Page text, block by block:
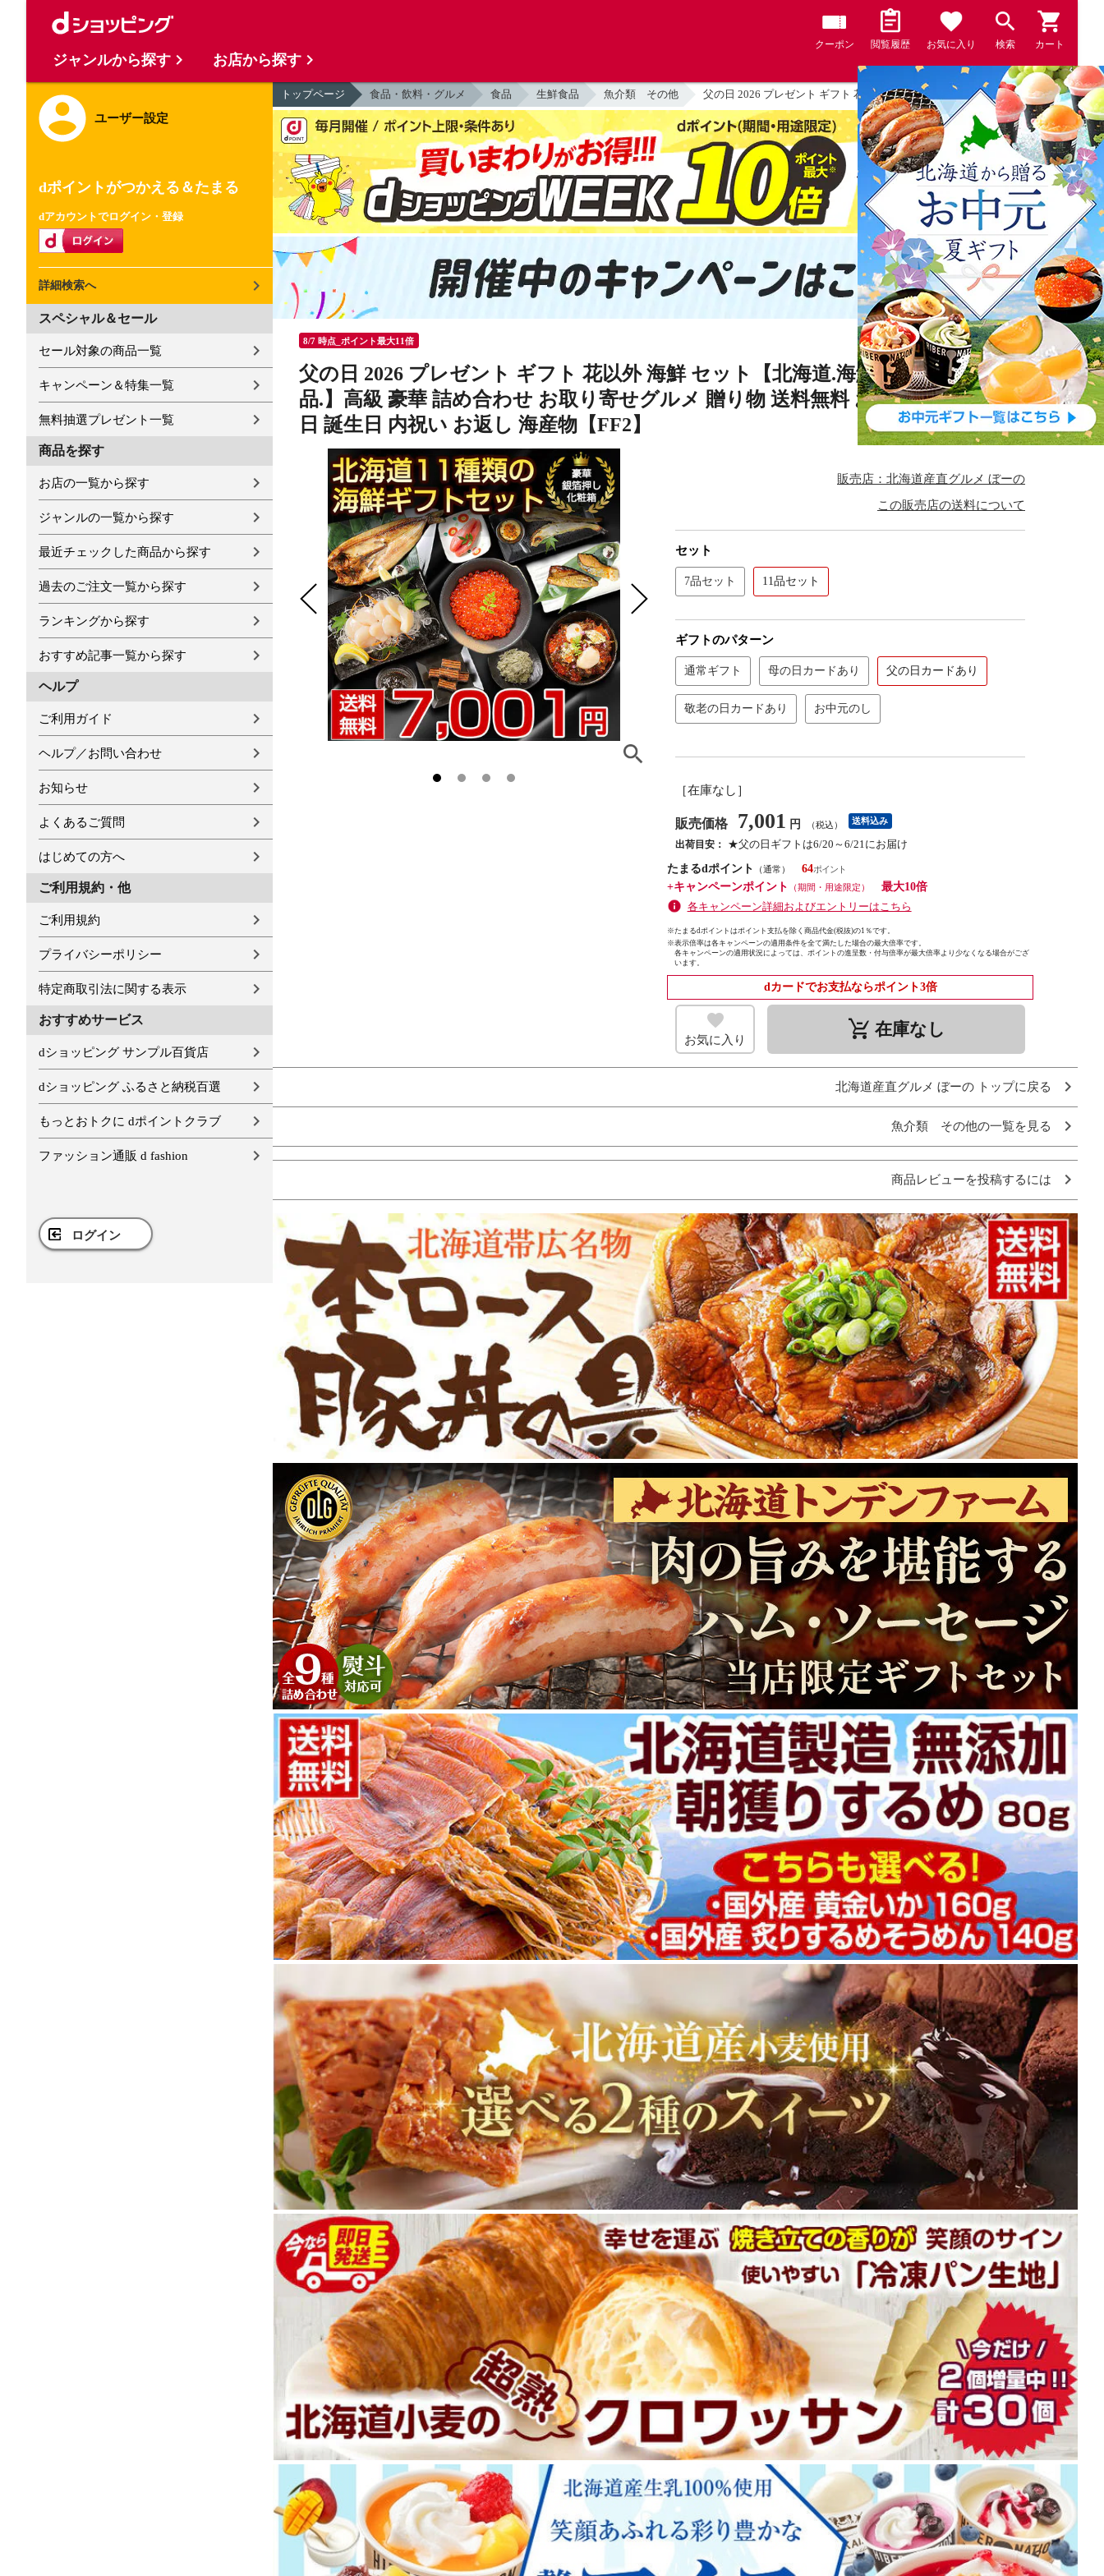
クーポン 閲覧履歴 お気に入り 検索 カート
ユーザー設定
dポイントがつかえる＆たまる
dアカウントでログイン・登録
詳細検索へ
スペシャル＆セール
セール対象の商品一覧
キャンペーン＆特集一覧
無料抽選プレゼント一覧
商品を探す
お店の一覧から探す
ジャンルの一覧から探す
最近チェックした商品から探す
過去のご注文一覧から探す
ランキングから探す
おすすめ記事一覧から探す
ヘルプ
ご利用ガイド
ヘルプ／お問い合わせ
お知らせ
よくあるご質問
はじめての方へ
ご利用規約・他
ご利用規約
プライバシーポリシー
特定商取引法に関する表示
おすすめサービス
dショッピング サンプル百貨店
dショッピング ふるさと納税百選
もっとおトクに dポイントクラブ
ファッション通販 d fashion
ログイン
トップページ 食品・飲料・グルメ 食品 生鮮食品 魚介類 その他 父の日 2026 プレゼント ギフト 花以外 海鮮 セット【北海道.海鮮ギフトセット11
8/7 時点_ポイント最大11倍
父の日 2026 プレゼント ギフト 花以外 海鮮 セット【北海道.海鮮ギフトセット11
品.】高級 豪華 詰め合わせ お取り寄せグルメ 贈り物 送料無料 おつまみ 母の日 父の
日 誕生日 内祝い お返し 海産物【FF2】
販売店：北海道産直グルメ ぼーの
この販売店の送料について
セット
7品セット 11品セット
ギフトのパターン
通常ギフト 母の日カードあり 父の日カードあり
敬老の日カードあり お中元のし
［在庫なし］
販売価格 7,001 円 （税込） 送料込み
出荷目安：
★父の日ギフトは6/20～6/21にお届け
たまるdポイント
（通常）
64
+キャンペーンポイント
（期間・用途限定）
最大10倍
各キャンペーン詳細およびエントリーはこちら
※たまるdポイントはポイント支払を除く商品代金(税抜)の1％です。
※表示倍率は各キャンペーンの適用条件を全て満たした場合の最大倍率です。
各キャンペーンの適用状況によっては、ポイントの進呈数・付与倍率が最大倍率より少なくなる場合がござ
います。
dカードでお支払ならポイント3倍
お気に入り remove_shopping_cart 在庫なし
北海道産直グルメ ぼーの トップに戻る
魚介類 その他の一覧を見る
商品レビューを投稿するには
ジャンルから探す お店から探す